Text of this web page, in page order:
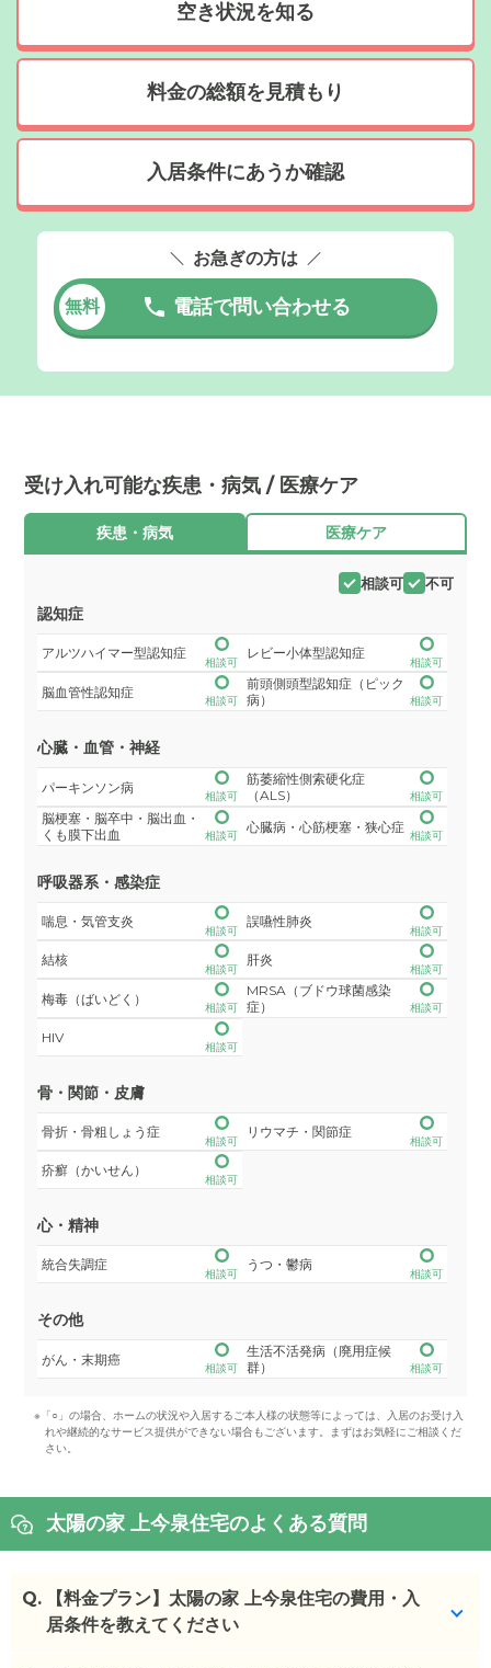
空き状況を知る
料金の総額を見積もり
入居条件にあうか確認
お急ぎの方は
無料 電話で問い合わせる
受け入れ可能な疾患・病気 / 医療ケア
疾患・病気 医療ケア
相談可 不可
認知症
アルツハイマー型認知症
相談可
レビー小体型認知症
相談可
脳血管性認知症
相談可
前頭側頭型認知症（ピック
病）
相談可
心臓・血管・神経
パーキンソン病
相談可
筋萎縮性側索硬化症
（ALS）
相談可
脳梗塞・脳卒中・脳出血・
くも膜下出血
相談可
心臓病・心筋梗塞・狭心症
相談可
呼吸器系・感染症
喘息・気管支炎
相談可
誤嚥性肺炎
相談可
結核
相談可
肝炎
相談可
梅毒（ばいどく）
相談可
MRSA（ブドウ球菌感染
症）
相談可
HIV
相談可
骨・関節・皮膚
骨折・骨粗しょう症
相談可
リウマチ・関節症
相談可
疥癬（かいせん）
相談可
心・精神
統合失調症
相談可
うつ・鬱病
相談可
その他
がん・末期癌
相談可
生活不活発病（廃用症候
群）
相談可
※「○」の場合、ホームの状況や入居するご本人様の状態等によっては、入居のお受け入
れや継続的なサービス提供ができない場合もございます。まずはお気軽にご相談くだ
さい。
太陽の家 上今泉住宅のよくある質問
Q.
【料金プラン】太陽の家 上今泉住宅の費用・入
居条件を教えてください